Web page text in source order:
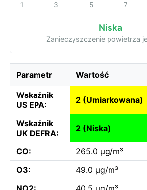
1 3 5 7
Niska
Zanieczyszczenie powietrza
Parametr Wartość
Wskaźnik
US EPA:
2 (Umiarkowana)
Wskaźnik
UK DEFRA:
2 (Niska)
CO:
265.0 µg/m³
O3:
49.0 µg/m³
NO2:
40.5 µg/m³